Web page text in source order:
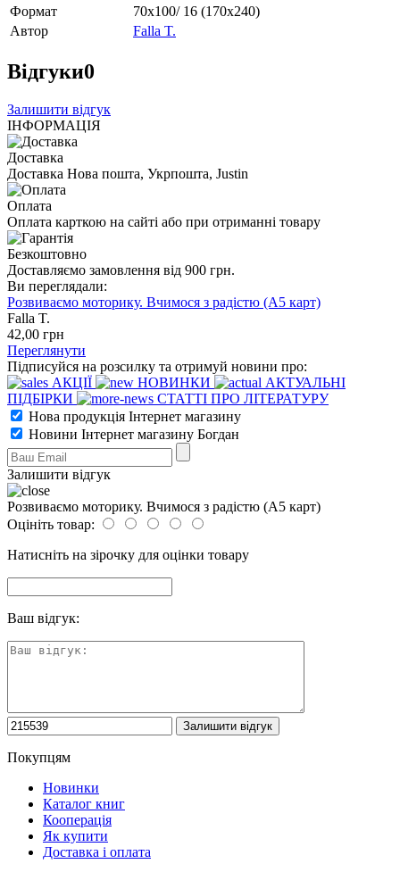
Формат
70х100/ 16 (170х240)
Автор
Falla T.
Відгуки0
Залишити відгук
ІНФОРМАЦІЯ
Доставка
Доставка Нова пошта, Укрпошта, Justin
Оплата
Оплата карткою на сайті або при отриманні товару
Безкоштовно
Доставляємо замовлення від 900 грн.
Ви переглядали:
Розвиваємо моторику. Вчимося з радістю (А5 карт)
Falla T.
42,00 грн
Переглянути
Підписуйся на розсилку та отримуй новини про:
АКЦІЇ
НОВИНКИ
АКТУАЛЬНІ
ПІДБІРКИ
СТАТТІ ПРО ЛІТЕРАТУРУ
Нова продукція Інтернет магазину
Новини Інтернет магазину Богдан
Залишити відгук
Розвиваємо моторику. Вчимося з радістю (А5 карт)
Оцініть товар:
Натисніть на зірочку для оцінки товару
Ваш відгук:
Покупцям
Новинки
Каталог книг
Кооперація
Як купити
Доставка і оплата